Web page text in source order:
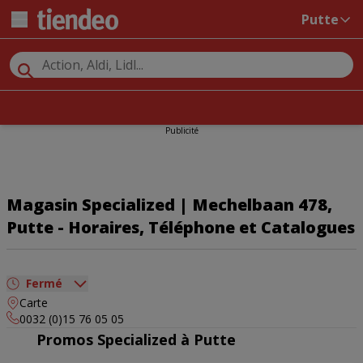
Putte
Publicité
Magasin Specialized | Mechelbaan 478,
Putte - Horaires, Téléphone et Catalogues
Fermé
dimanche
lundi
Carte
0032 (0)15 76 05 05
Promos Specialized à Putte